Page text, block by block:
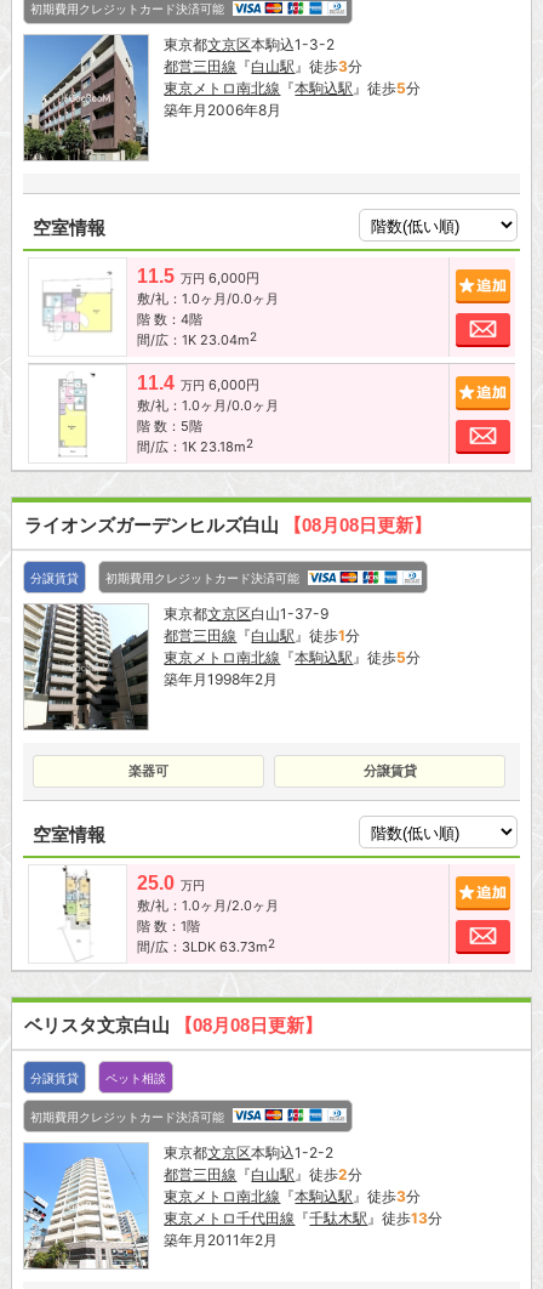
初期費用クレジットカード決済可能
東京都文京区本駒込1-3-2
都営三田線 『白山駅』徒歩3分
東京メトロ南北線 『本駒込駅』徒歩5分
築年月2006年8月
空室情報
11.5 万円 6,000円
敷/礼：1.0ヶ月/0.0ヶ月
階 数：4階
間/広：1K 23.04m2
お
11.4 万円 6,000円
敷/礼：1.0ヶ月/0.0ヶ月
階 数：5階
間/広：1K 23.18m2
お
ライオンズガーデンヒルズ白山 【08月08日更新】
分譲賃貸 初期費用クレジットカード決済可能
東京都文京区白山1-37-9
都営三田線 『白山駅』徒歩1分
東京メトロ南北線 『本駒込駅』徒歩5分
築年月1998年2月
楽器可 分譲賃貸
空室情報
25.0 万円
敷/礼：1.0ヶ月/2.0ヶ月
階 数：1階
間/広：3LDK 63.73m2
お
ベリスタ文京白山 【08月08日更新】
分譲賃貸 ペット相談
初期費用クレジットカード決済可能
東京都文京区本駒込1-2-2
都営三田線 『白山駅 』徒歩2分
東京メトロ南北線 『本駒込駅 』徒歩3分
東京メトロ千代田線 『千駄木駅 』徒歩13分
築年月2011年2月